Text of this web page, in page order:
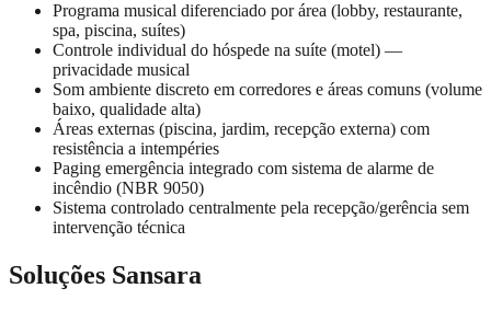
Programa musical diferenciado por área (lobby, restaurante,
spa, piscina, suítes)
Controle individual do hóspede na suíte (motel) —
privacidade musical
Som ambiente discreto em corredores e áreas comuns (volume
baixo, qualidade alta)
Áreas externas (piscina, jardim, recepção externa) com
resistência a intempéries
Paging emergência integrado com sistema de alarme de
incêndio (NBR 9050)
Sistema controlado centralmente pela recepção/gerência sem
intervenção técnica
Soluções Sansara